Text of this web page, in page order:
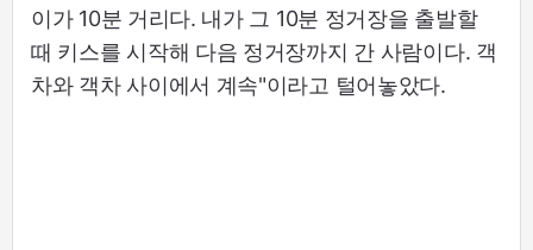
이가 10분 거리다. 내가 그 10분 정거장을 출발할
때 키스를 시작해 다음 정거장까지 간 사람이다. 객
차와 객차 사이에서 계속"이라고 털어놓았다.